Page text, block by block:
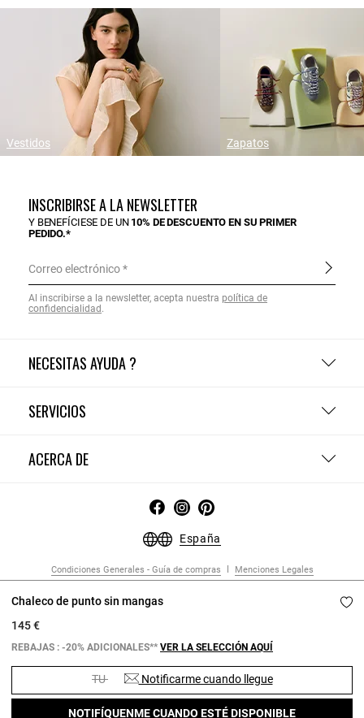
Chaleco de punto sin mangas
145 €
REBAJAS : -20% ADICIONALES** VER LA SELECCIÓN AQUÍ
TU Notificarme cuando llegue
NOTIFÍQUENME CUANDO ESTÉ DISPONIBLE
Vestidos Zapatos
NECESITAS AYUDA ?
SERVICIOS
ACERCA DE
INSCRIBIRSE A LA NEWSLETTER
Y BENEFÍCIESE DE UN 10% DE DESCUENTO EN SU PRIMER
PEDIDO.*
Correo electrónico
Al inscribirse a la newsletter, acepta nuestra política de
confidencialidad.
España
Condiciones Generales - Guía de compras
Menciones Legales
Política de Confidencialidad
Política de Cookies
Configurar las cookies